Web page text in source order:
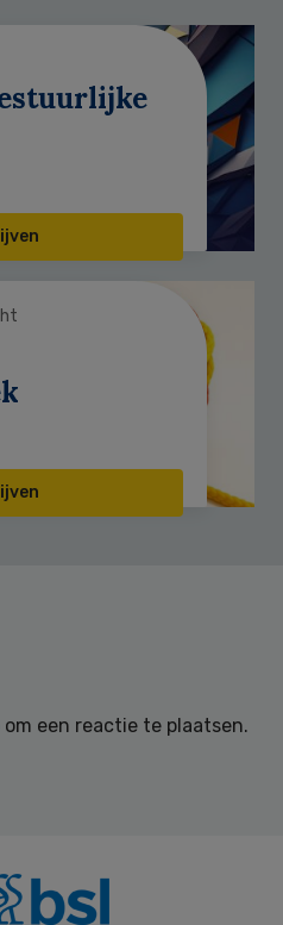
om een reactie te plaatsen.